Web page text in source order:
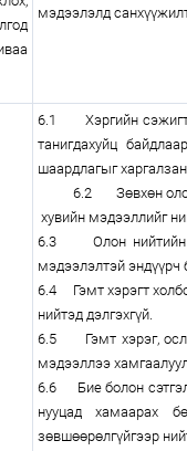
мэдээлэлд
6.1 Хэргийн
танигдахуйц
шаардлагыг
6.2 Зөвхөн олон
хувийн мэдээллийг
6.3 Олон нийтийн
мэдээлэлтэй эндүүрч
6.4 Гэмт хэрэгт
нийтэд дэлгэхгүй.
6.5 Гэмт хэрэг,
мэдээллээ
6.6 Бие болон сэтгэл
нууцад хамаарах
зөвшөөрөлгүйгээр